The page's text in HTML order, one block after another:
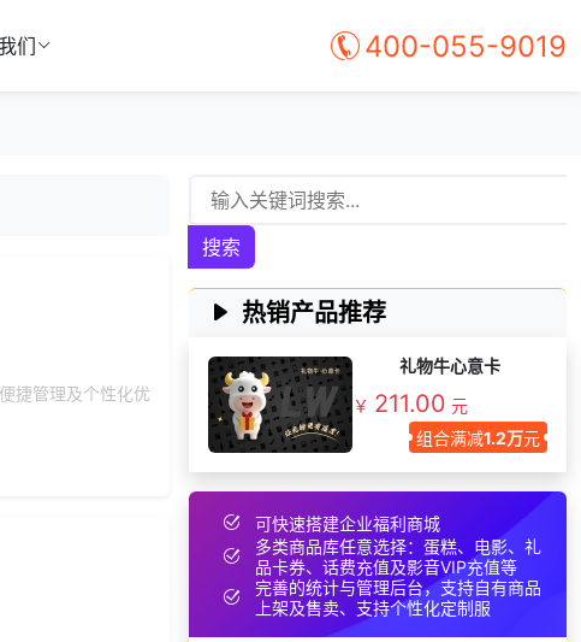
们 400-055-9019
捷管理及个性化优
搜索
热销产品推荐
礼物牛心意卡
￥ 211.00 元
组合满减1.2万元
可快速搭建企业福利商城
多类商品库任意选择：蛋糕、电影、礼
品卡券、话费充值及影音VIP充值等
完善的统计与管理后台，支持自有商品
上架及售卖、支持个性化定制服
199***
197***
18 天前
申请按需体验系统
176***
28 天前
选择定制礼品商城
140***
1 天前
加入分销
196***
23 天前
选择公司礼品商城
149***
15 天前
了解礼品代发系统
158***
17 天前 选择定制礼品商城
131*** 18 天前
索要福利礼品采购资
料
178***
14 天前
选择公司礼品商城
9 小时前
索要商城资料
153***
15 天前